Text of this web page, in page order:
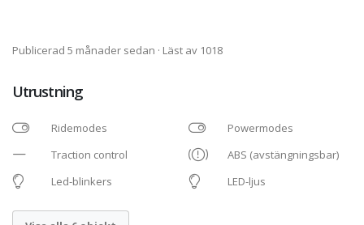
Publicerad 5 månader sedan · Läst av 1018
Utrustning
Ridemodes
Powermodes
Traction control
ABS (avstängningsbar)
Led-blinkers
LED-ljus